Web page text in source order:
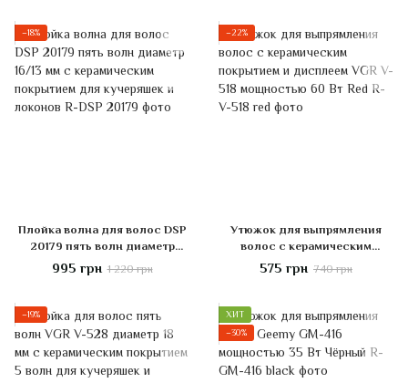
−18%
Плойка волна для волос DSP
20179 пять волн диаметр
16/13 мм с керамическим
покрытием для кучеряшек и
995 грн 1 220 грн
−22%
Утюжок для выпрямления
волос с керамическим
покрытием и дисплеем VGR
V-518 мощностью 60 Вт Red
575 грн 740 грн
−19%
ХИТ
−30%